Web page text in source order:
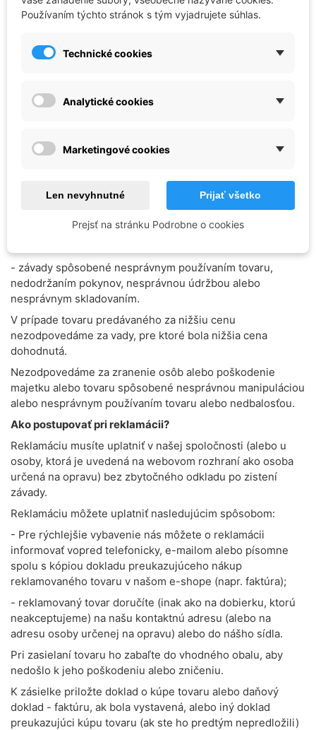
Nemáte právo odstúpiť od zmluvy ani právo požadovať
dodanie novej veci, ak nemôžete vrátiť tovar v stave, v
Práva z vadného plnenia vám nevzniknú, ak:
- uplynula záručná doba.
Okrem toho sa nároky zo záruky a zodpovednosti za vady
nevzťahujú na:
spôsobené používaním zahŕňa zníženie kapacity batérií a
- závady spôsobené nesprávnym používaním tovaru,
nedodržaním pokynov, nesprávnou údržbou alebo
nesprávnym skladovaním.
V prípade tovaru predávaného za nižšiu cenu
nezodpovedáme za vady, pre ktoré bola nižšia cena
dohodnutá.
Nezodpovedáme za zranenie osôb alebo poškodenie
majetku alebo tovaru spôsobené nesprávnou manipuláciou
alebo nesprávnym používaním tovaru alebo nedbalosťou.
Ako postupovať pri reklamácii?
Reklamáciu musíte uplatniť v našej spoločnosti (alebo u
osoby, ktorá je uvedená na webovom rozhraní ako osoba
určená na opravu) bez zbytočného odkladu po zistení
závady.
Reklamáciu môžete uplatniť nasledujúcim spôsobom:
- Pre rýchlejšie vybavenie nás môžete o reklamácii
informovať vopred telefonicky, e-mailom alebo písomne
spolu s kópiou dokladu preukazujúceho nákup
reklamovaného tovaru v našom e-shope (napr. faktúra);
- reklamovaný tovar doručíte (inak ako na dobierku, ktorú
neakceptujeme) na našu kontaktnú adresu (alebo na
adresu osoby určenej na opravu) alebo do nášho sídla.
Pri zasielaní tovaru ho zabaľte do vhodného obalu, aby
nedošlo k jeho poškodeniu alebo zničeniu.
K zásielke priložte doklad o kúpe tovaru alebo daňový
doklad - faktúru, ak bola vystavená, alebo iný doklad
preukazujúci kúpu tovaru (ak ste ho predtým nepredložili)
Používaním týchto stránok s tým vyjadrujete súhlas.
Technické cookies
Analytické cookies
Marketingové cookies
Len nevyhnutné Prijať všetko
Prejsť na stránku Podrobne o cookies